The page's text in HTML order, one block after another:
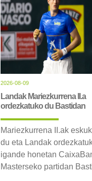
2026-08-09
Landak Mariezkurrena II.a
ordezkatuko du Bastidan
Mariezkurrena II.ak
du eta Landak
igande honetan
Masterseko partidan